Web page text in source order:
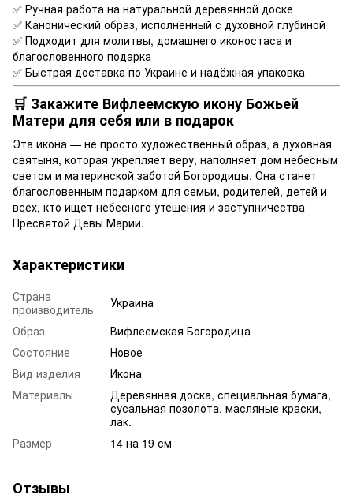
✅ Ручная работа на натуральной деревянной доске
✅ Канонический образ, исполненный с духовной глубиной
✅ Подходит для молитвы, домашнего иконостаса и
благословенного подарка
✅ Быстрая доставка по Украине и надёжная упаковка
🛒 Закажите Вифлеемскую икону Божьей
Матери для себя или в подарок
Эта икона — не просто художественный образ, а духовная
святыня, которая укрепляет веру, наполняет дом небесным
светом и материнской заботой Богородицы. Она станет
благословенным подарком для семьи, родителей, детей и
всех, кто ищет небесного утешения и заступничества
Пресвятой Девы Марии.
Характеристики
Страна
производитель
Украина
Образ
Вифлеемская Богородица
Состояние
Новое
Вид изделия
Икона
Материалы
Деревянная доска, специальная бумага,
сусальная позолота, масляные краски,
лак.
Размер
14 на 19 см
Отзывы